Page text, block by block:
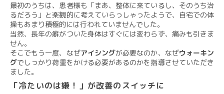
最初のうちは、患者様も「まあ、整体に来ているし、そのうち治
るだろう」と楽観的に考えていらっしゃったようで、自宅での体
操もあまり積極的には行われていませんでした。
当然、長年の癖がついた身体はすぐには変わらず、痛みも引きま
せん。
そこでもう一度、なぜアイシングが必要なのか、なぜウォーキン
グでしっかり荷重をかける必要があるのかを指導させていただき
ました。
「冷たいのは嫌！」が改善のスイッチに